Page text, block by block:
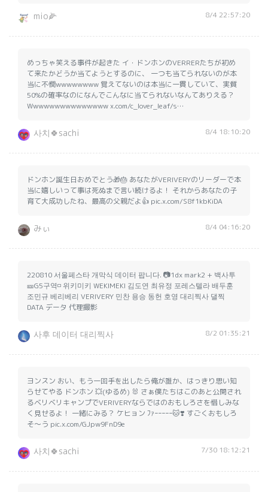
mio🌽 8/4 22:57:20
めっちゃ笑える事件が起きた イ・ドンホンのVERRERたちが初め
て来たかどうか当てようとするのに、 一つも当てられないのが本
当に不憫wwwwwwww 覚えてないのは本当に一貫していて、実質
50%の確率なのになんでこんなに当てられないなんてありえる？
Wwwwwwwwwwwwwww x.com/c_lover_leaf/s…
사치🍀sachi 8/4 18:10:20
ドンホン誕生日おめでとう🎁🎂 あなたがVERIVERYのリーダーで本
当に嬉しいって事は死ぬまで言い続けるよ！ それからあなたの子
育て大成功したね、最高の父親だよ👍 pic.x.com/S8f1kbKiDA
みぃ 8/4 04:16:20
220810 서울페스타 개막식 데이터 팝니다. 📷1dx mark2 + 백사투
🎫G5구역◽️ 위키미키 WEKIMEKI 김도연 최유정 포레스텔라 배두훈
조민규 베리베리 VERIVERY 민찬 용승 동헌 호영 대리찍사 댈찍
DATA データ 代理撮影
사후 데이터 대리찍사 8/2 01:35:21
ヨンスン おい、もう一回手を出したら俺が誰か、はっきり思い知
らせてやる ドンホン 💥(ゆるめ) 🐰 さぁ僕たちはこのあと公開され
るベリベリキャンプでVERIVERYならではのおもしろさを惜しみな
く見せるよ！ 一緒にみる？ ケヒョン ﾌｧｰｰｰｰｰ🐱❣️ すごくおもしろ
そ〜う pic.x.com/GJpw9FnD9e
사치🍀sachi 7/30 18:12:21